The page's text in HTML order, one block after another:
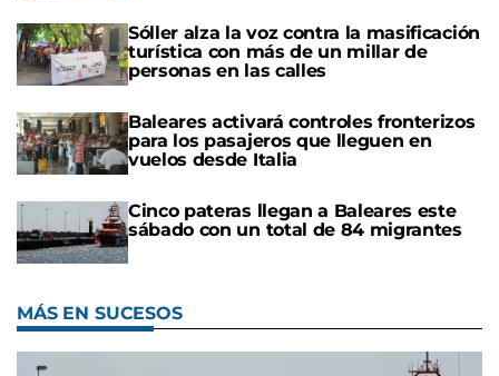
Sóller alza la voz contra la masificación
turística con más de un millar de
personas en las calles
Baleares activará controles fronterizos
para los pasajeros que lleguen en
vuelos desde Italia
Cinco pateras llegan a Baleares este
sábado con un total de 84 migrantes
MÁS EN SUCESOS